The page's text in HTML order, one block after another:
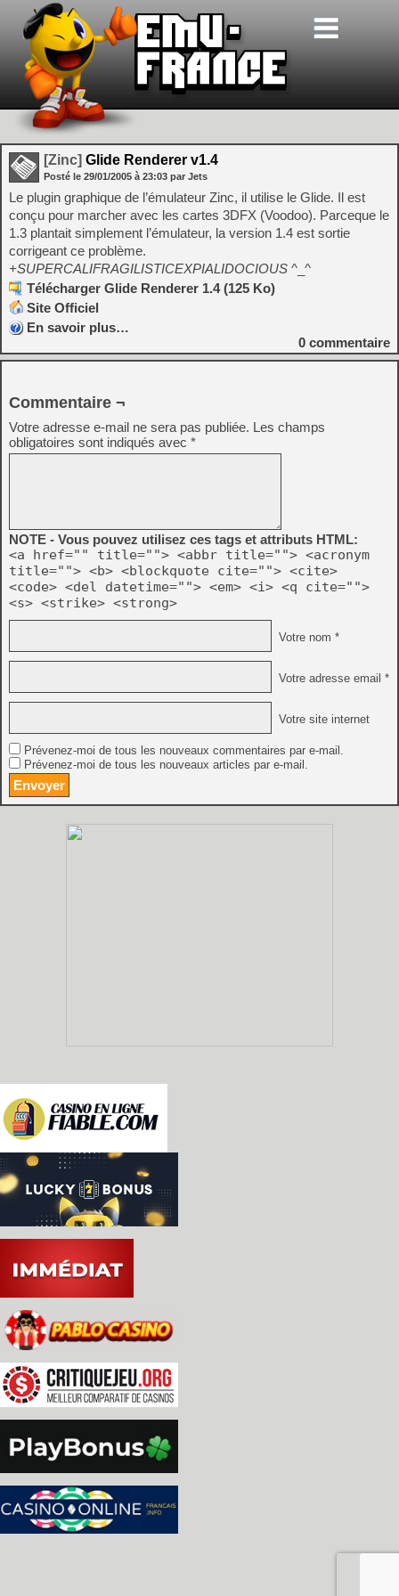
[Zinc] Glide Renderer v1.4
Posté le 29/01/2005 à 23:03 par Jets
Le plugin graphique de l’émulateur Zinc, il utilise le Glide. Il est
conçu pour marcher avec les cartes 3DFX (Voodoo). Parceque le
1.3 plantait simplement l’émulateur, la version 1.4 est sortie
corrigeant ce problème.
+SUPERCALIFRAGILISTICEXPIALIDOCIOUS ^_^
Télécharger Glide Renderer 1.4 (125 Ko)
Site Officiel
En savoir plus…
0 commentaire
Commentaire ¬
Votre adresse e-mail ne sera pas publiée. Les champs
obligatoires sont indiqués avec *
NOTE - Vous pouvez utilisez ces tags et attributs HTML:
<a href="" title=""> <abbr title=""> <acronym
title=""> <b> <blockquote cite=""> <cite>
<code> <del datetime=""> <em> <i> <q cite="">
<s> <strike> <strong>
Votre nom *
Votre adresse email *
Votre site internet
Prévenez-moi de tous les nouveaux commentaires par e-mail.
Prévenez-moi de tous les nouveaux articles par e-mail.